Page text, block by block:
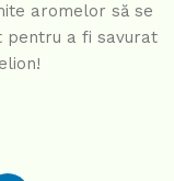
aromelor să se
pentru a fi savurat